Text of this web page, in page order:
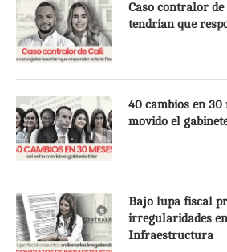
Caso contralor de
tendrían que
40 cambios en 30
movido el
Bajo lupa fiscal
irregularidades
Infraestructura